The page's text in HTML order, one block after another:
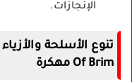
الإنجازات.
Of Brim مهكرة